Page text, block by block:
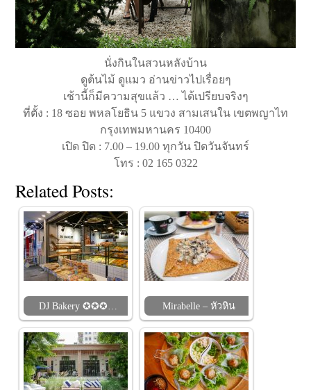
นั่งกินในสวนหลังบ้าน
ดูต้นไม้ ดูแมว อ่านข่าวไปเรื่อยๆ
เช้านี้ก็มีความสุขแล้ว … ได้เปรียบจริงๆ
ที่ตั้ง : 18 ซอย พหลโยธิน 5 แขวง สามเสนใน เขตพญาไท
กรุงเทพมหานคร 10400
เปิด ปิด : 7.00 – 19.00 ทุกวัน ปิดวันจันทร์
โทร : 02 165 0322
Related Posts:
DJ Bakery ✪✪✪… Mirabelle – หัวหิน